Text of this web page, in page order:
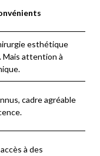
esthétique
Mais attention à
cadre agréable
à des